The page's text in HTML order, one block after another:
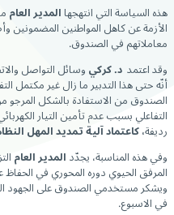
هذه السياسة التي انتهجهاالمدير العام
الأزمة عن كاهل المواطنين
معاملاتهم في الصندوق.
وقد اعتمد د. كركيوسائل التواصل
أنّه حتى هذا التدبير ما زال غير مكتمل
الصندوق من الاستفادة بالشكل
التفاعلي بسبب عدم تأمين التيار
رديفة، كاعتماد آلية تمديد المهل
وفي هذه المناسبة، يجدّدالمدير العام
المرفق الحيوي دوره المحوري في الحفاظ
في الاسبوع.